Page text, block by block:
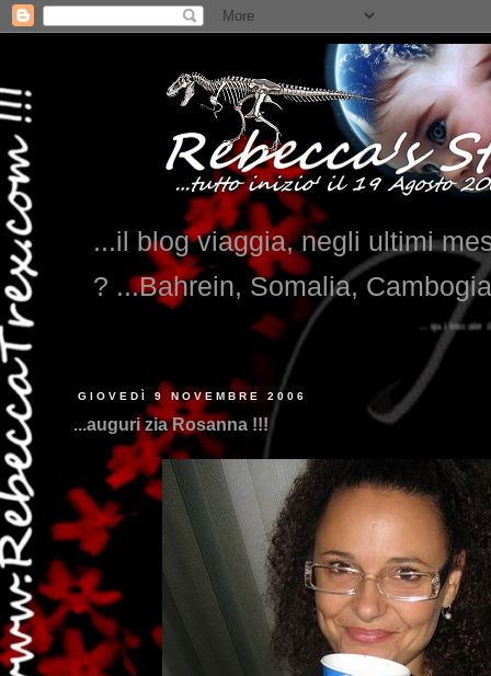
...il blog viaggia, negli ultimi
? ...Bahrein, Somalia,
...qui trovate il nostro viaggio in MESSICO 2023...
GIOVEDÌ 9 NOVEMBRE 2006
...auguri zia Rosanna !!!